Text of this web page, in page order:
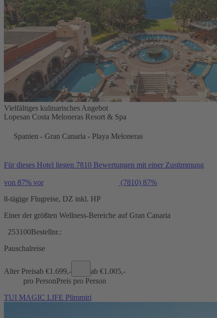
Vielfältiges kulinarisches Angebot
Lopesan Costa Meloneras Resort & Spa
Spanien - Gran Canaria - Playa Meloneras
Für dieses Hotel liegen 7810 Bewertungen mit einer Zustimmung
von 87% vor (7810) 87%
8-tägige Flugreise, DZ inkl. HP
Einer der größten Wellness-Bereiche auf Gran Canaria
253100Bestellnr.:
Pauschalreise
Alter Preisab €1.699,- ab €1.005,-
pro PersonPreis pro Person
TUI MAGIC LIFE Plimmiri